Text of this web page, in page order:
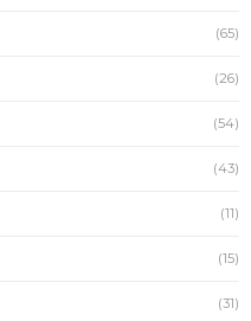
(65)
(26)
(54)
(43)
(11)
(15)
(31)